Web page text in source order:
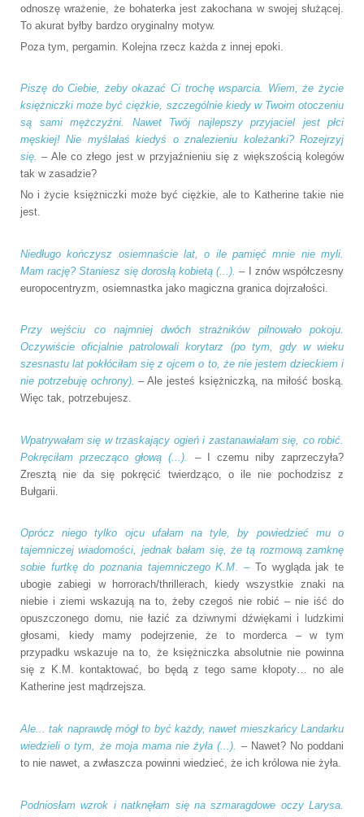
odnoszę wrażenie, że bohaterka jest zakochana w swojej służącej.
To akurat byłby bardzo oryginalny motyw.
Poza tym, pergamin. Kolejna rzecz każda z innej epoki.
Piszę do Ciebie, żeby okazać Ci trochę wsparcia. Wiem, że życie
księżniczki może być ciężkie, szczególnie kiedy w Twoim otoczeniu
są sami mężczyźni. Nawet Twój najlepszy przyjaciel jest płci
męskiej! Nie myślałaś kiedyś o znalezieniu koleżanki? Rozejrzyj
się.– Ale co złego jest w przyjaźnieniu się z większością kolegów
tak w zasadzie?
No i życie księżniczki może być ciężkie, ale to Katherine takie nie
jest.
Niedługo kończysz osiemnaście lat, o ile pamięć mnie nie myli.
Mam rację? Staniesz się dorosłą kobietą (...).– I znów współczesny
europocentryzm, osiemnastka jako magiczna granica dojrzałości.
Przy wejściu co najmniej dwóch strażników pilnowało pokoju.
Oczywiście oficjalnie patrolowali korytarz (po tym, gdy w wieku
szesnastu lat pokłóciłam się z ojcem o to, że nie jestem dzieckiem i
nie potrzebuję ochrony). – Ale jesteś księżniczką, na miłość boską.
Więc tak, potrzebujesz.
Wpatrywałam się w trzaskający ogień i zastanawiałam się, co robić.
Pokręciłam przecząco głową (...). – I czemu niby zaprzeczyła?
Zresztą nie da się pokręcić twierdząco, o ile nie pochodzisz z
Bułgarii.
Oprócz niego tylko ojcu ufałam na tyle, by powiedzieć mu o
tajemniczej wiadomości, jednak bałam się, że tą rozmową zamknę
sobie furtkę do poznania tajemniczego K.M. – To wygląda jak te
ubogie zabiegi w horrorach/thrillerach, kiedy wszystkie znaki na
niebie i ziemi wskazują na to, żeby czegoś nie robić – nie iść do
opuszczonego domu, nie łazić za dziwnymi dźwiękami i ludzkimi
głosami, kiedy mamy podejrzenie, że to morderca – w tym
przypadku wskazuje na to, że księżniczka absolutnie nie powinna
się z K.M. kontaktować, bo będą z tego same kłopoty… no ale
Katherine jest mądrzejsza.
Ale... tak naprawdę mógł to być każdy, nawet mieszkańcy Landarku
wiedzieli o tym, że moja mama nie żyła (...). – Nawet? No poddani
to nie nawet, a zwłaszcza powinni wiedzieć, że ich królowa nie żyła.
Podniosłam wzrok i natknęłam się na szmaragdowe oczy Larysa.